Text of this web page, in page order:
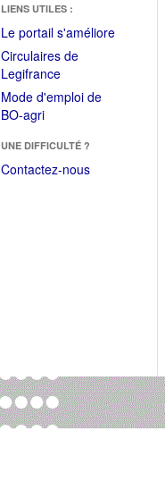
LIENS UTILES :
Le portail s'améliore(Fichier
Circulaires de
Legifrance(Ouvrir
dans
une
fenêtre)
Mode d'emploi de
BO-agri(Ouvrir
une
nouvelle
UNE DIFFICULTÉ ?
Contactez-nous